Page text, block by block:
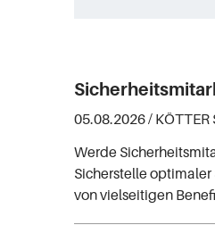
05.08.2026 / KÖTTER
Werde
Sicherstelle
von vielseitigen